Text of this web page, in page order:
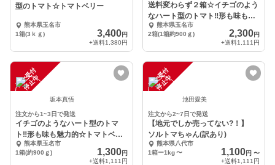
型のトマト☆トマトベリー
熊本県玉名市
1箱(3ｋｇ)
3,400円
+送料1,380円
送料変わらず２箱☆イチゴのよう
なハート型のトマト‼️形も味も魅
力的☆トマトベリー
熊本県玉名市
2箱(1箱約900ｇ)
2,300円
+送料1,111円
注
文
受
付
停
止
中
坂本真悟
注文から1~3日で発送
イチゴのようなハート型のトマ
ト‼️形も味も魅力的☆トマトベリ
ー 熊本県玉名市
1箱(約900ｇ)
1,300円
+送料1,111円
注
文
受
付
停
止
中
池田愛美
注文から2~7日で発送
【地元でしか売ってない?！】
ソルトマちゃん(訳あり)
熊本県八代市
1箱ー1kg 〜 1,100円 〜
+送料1,111円